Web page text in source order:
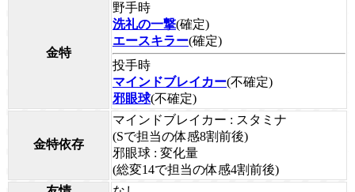
金特
野手時
洗礼の一撃(確定)
エースキラー(確定)
投手時
マインドブレイカー(不確定)
邪眼球(不確定)
金特依存
マインドブレイカー : スタミナ
(Sで担当の体感8割前後)
邪眼球 : 変化量
(総変14で担当の体感4割前後)